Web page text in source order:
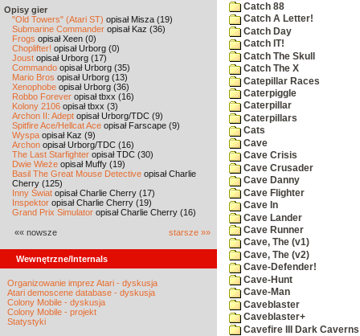
Opisy gier
"Old Towers" (Atari ST) opisał Misza (19)
Submarine Commander opisał Kaz (36)
Frogs opisał Xeen (0)
Choplifter! opisał Urborg (0)
Joust opisał Urborg (17)
Commando opisał Urborg (35)
Mario Bros opisał Urborg (13)
Xenophobe opisał Urborg (36)
Robbo Forever opisał tbxx (16)
Kolony 2106 opisał tbxx (3)
Archon II: Adept opisał Urborg/TDC (9)
Spitfire Ace/Hellcat Ace opisał Farscape (9)
Wyspa opisał Kaz (9)
Archon opisał Urborg/TDC (16)
The Last Starfighter opisał TDC (30)
Dwie Wieże opisał Muffy (19)
Basil The Great Mouse Detective opisał Charlie
Cherry (125)
Inny Świat opisał Charlie Cherry (17)
Inspektor opisał Charlie Cherry (19)
Grand Prix Simulator opisał Charlie Cherry (16)
«« nowsze starsze »»
Wewnętrzne/Internals
Organizowanie imprez Atari - dyskusja
Atari demoscene database - dyskusja
Colony Mobile - dyskusja
Colony Mobile - projekt
Statystyki
Catch 88
Catch A Letter!
Catch Day
Catch IT!
Catch The Skull
Catch The X
Catepillar Races
Caterpiggle
Caterpillar
Caterpillars
Cats
Cave
Cave Crisis
Cave Crusader
Cave Danny
Cave Flighter
Cave In
Cave Lander
Cave Runner
Cave, The (v1)
Cave, The (v2)
Cave-Defender!
Cave-Hunt
Cave-Man
Caveblaster
Caveblaster+
Cavefire III Dark Caverns